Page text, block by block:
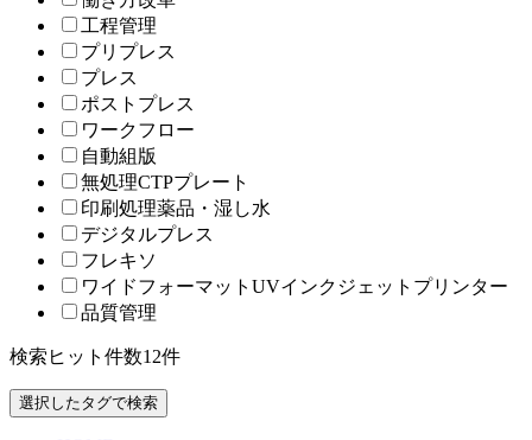
工程管理
プリプレス
プレス
ポストプレス
ワークフロー
自動組版
無処理CTPプレート
印刷処理薬品・湿し水
デジタルプレス
フレキソ
ワイドフォーマットUVインクジェットプリンター
品質管理
検索ヒット件数12件